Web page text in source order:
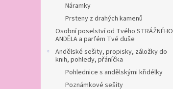
Náramky
Prsteny z drahých kamenů
Osobní poselství od Tvého STRÁŽNÉHO
ANDĚLA a parfém Tvé duše
Andělské sešity, propisky, záložky do
knih, pohledy, přáníčka
Pohlednice s andělskými křidélky
Poznámkové sešity